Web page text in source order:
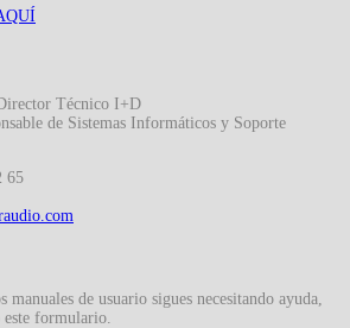
Técnico I+D
de Sistemas Informáticos y Soporte
65
manuales de usuario sigues necesitando ayuda,
este formulario.